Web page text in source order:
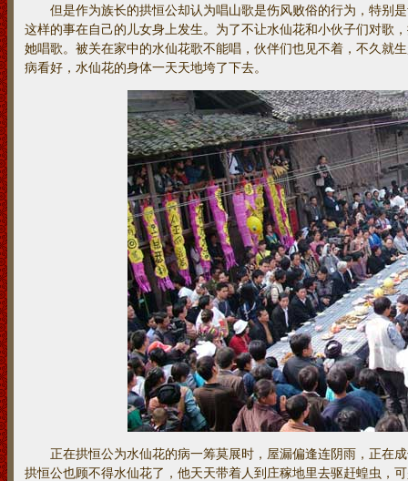
但是作为族长的拱恒公却认为唱山歌是伤风败俗的行为，特别是
这样的事在自己的儿女身上发生。为了不让水仙花和小伙子们对歌
她唱歌。被关在家中的水仙花歌不能唱，伙伴们也见不着，不久就
病看好，水仙花的身体一天天地垮了下去。
正在拱恒公为水仙花的病一筹莫展时，屋漏偏逢连阴雨，正在成
拱恒公也顾不得水仙花了，他天天带着人到庄稼地里去驱赶蝗虫，